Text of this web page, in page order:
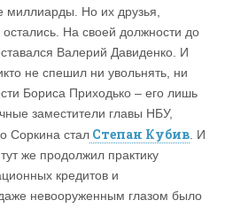
миллиарды. Но их друзья,
На своей должности до
Валерий Давиденко. И
не спешил ни увольнять, ни
Бориса Приходько – его лишь
заместители главы НБУ,
Соркина стал Степан Кубив . И
же продолжил практику
кредитов и
невооруженным глазом было